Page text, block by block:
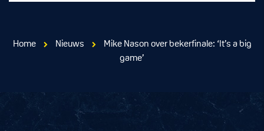
Home Nieuws
Mike Nason over bekerfinale: ‘It’s a big
game’